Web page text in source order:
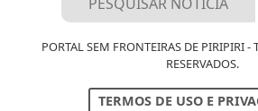
PORTAL SEM FRONTEIRAS DE PIRIPIRI -
RESERVADOS.
TERMOS DE USO E